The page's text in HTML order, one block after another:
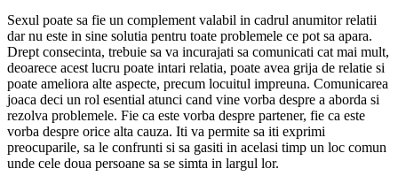
Sexul poate sa fie un complement valabil in cadrul anumitor relatii
dar nu este in sine solutia pentru toate problemele ce pot sa apara.
Drept consecinta, trebuie sa va incurajati sa comunicati cat mai mult,
deoarece acest lucru poate intari relatia, poate avea grija de relatie si
poate ameliora alte aspecte, precum locuitul impreuna. Comunicarea
joaca deci un rol esential atunci cand vine vorba despre a aborda si
rezolva problemele. Fie ca este vorba despre partener, fie ca este
vorba despre orice alta cauza. Iti va permite sa iti exprimi
preocuparile, sa le confrunti si sa gasiti in acelasi timp un loc comun
unde cele doua persoane sa se simta in largul lor.